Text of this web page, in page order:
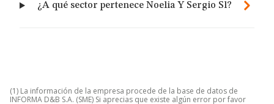
¿A qué sector pertenece Noelia Y Sergio Sl?
(1) La información de la empresa procede de la base de datos de
INFORMA D&B S.A. (SME) Si aprecias que existe algún error por favor